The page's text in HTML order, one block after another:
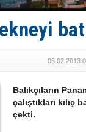
Kargıcak
İstanbul:
05.02.2013
Balıkçıların
çalıştıkları kılıç
çekti.